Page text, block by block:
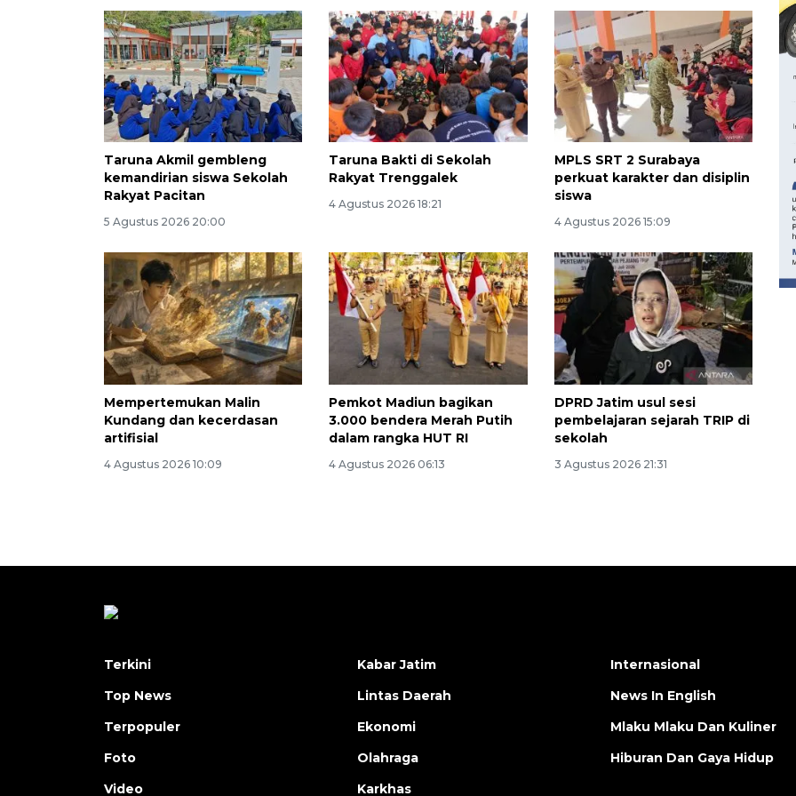
Taruna Akmil gembleng
kemandirian siswa Sekolah
Rakyat Pacitan
5 Agustus 2026 20:00
Taruna Bakti di Sekolah
Rakyat Trenggalek
4 Agustus 2026 18:21
MPLS SRT 2 Surabaya
perkuat karakter dan disiplin
siswa
4 Agustus 2026 15:09
Mempertemukan Malin
Kundang dan kecerdasan
artifisial
4 Agustus 2026 10:09
Pemkot Madiun bagikan
3.000 bendera Merah Putih
dalam rangka HUT RI
4 Agustus 2026 06:13
DPRD Jatim usul sesi
pembelajaran sejarah TRIP di
sekolah
3 Agustus 2026 21:31
160 ribu sambungan baru
2026-08-07 18:00:00
Terkini
Top News
Terpopuler
Foto
Video
Kabar Jatim
Lintas Daerah
Ekonomi
Olahraga
Karkhas
Internasional
News In English
Mlaku Mlaku Dan Kuliner
Hiburan Dan Gaya Hidup